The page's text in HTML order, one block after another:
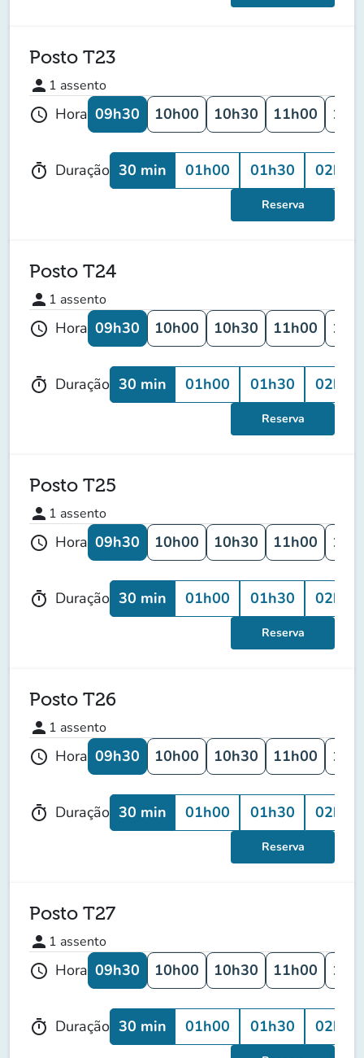
Posto T23
person 1 assento
schedule Hora 09h30 10h00 10h30 11h00
timer Duração 30 min 01h00 01h30 02h00
Reserva
Posto T24
person 1 assento
schedule Hora 09h30 10h00 10h30 11h00
timer Duração 30 min 01h00 01h30 02h00
Reserva
Posto T25
person 1 assento
schedule Hora 09h30 10h00 10h30 11h00
timer Duração 30 min 01h00 01h30 02h00
Reserva
Posto T26
person 1 assento
schedule Hora 09h30 10h00 10h30 11h00
timer Duração 30 min 01h00 01h30 02h00
Reserva
Posto T27
person 1 assento
schedule Hora 09h30 10h00 10h30 11h00
timer Duração 30 min 01h00 01h30 02h00